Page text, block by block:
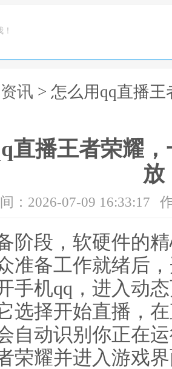
讯 > 怎么用qq直播
直播王者荣耀
放
：2026-07-09 16:33:17
阶段，软硬件的
准备工作就绪后
手机qq，进入动
选择开始直播，
自动识别你正在
荣耀并进入游戏